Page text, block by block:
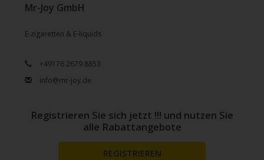
Mr-Joy GmbH
E-zigaretten & E-liquids
+49176 2679 8853
info@mr-joy.de
Registrieren Sie sich jetzt !!! und nutzen Sie
alle Rabattangebote
REGISTRIEREN